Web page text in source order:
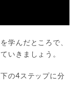
学んだところで、
いきましょう。
の4ステップに分